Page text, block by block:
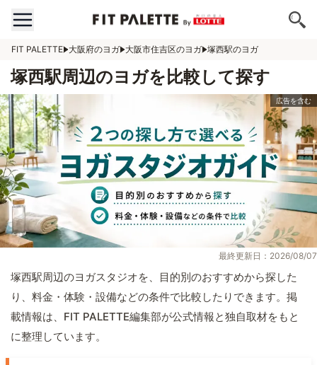
FIT PALETTE 大阪府のヨガ 大阪市住吉区のヨガ 塚西駅のヨガ
塚西駅周辺のヨガを比較して探す
最終更新日：2026/08/07
塚西駅周辺のヨガスタジオを、目的別のおすすめから探した
り、料金・体験・設備などの条件で比較したりできます。掲
載情報は、FIT PALETTE編集部が公式情報と独自取材をもと
に整理しています。